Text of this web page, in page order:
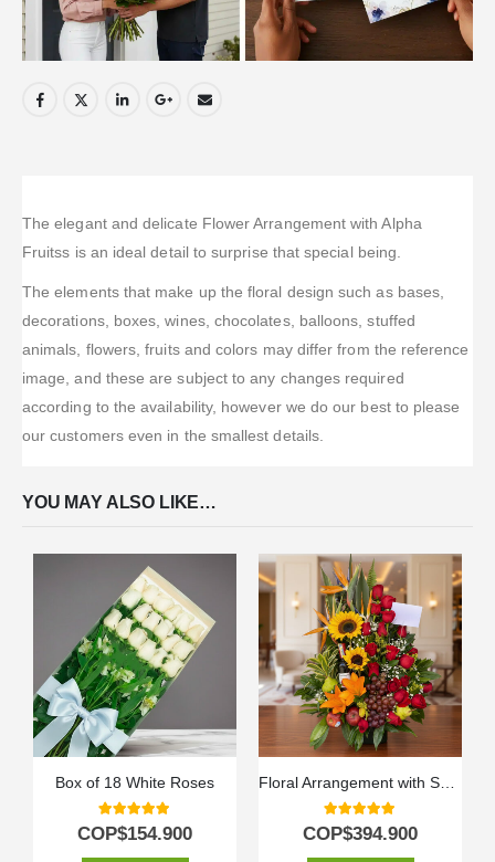
The elegant and delicate Flower Arrangement with Alpha
Fruitss is an ideal detail to surprise that special being.
The elements that make up the floral design such as bases,
decorations, boxes, wines, chocolates, balloons, stuffed
animals, flowers, fruits and colors may differ from the reference
image, and these are subject to any changes required
according to the availability, however we do our best to please
our customers even in the smallest details.
YOU MAY ALSO LIKE…
Box of 18 White Roses
5.00out of 5
COP$154.900
Floral Arrangement with Special Fruits
5.00out of 5
COP$394.900